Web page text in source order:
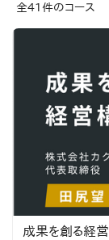
全41件のコース
成果を創る経